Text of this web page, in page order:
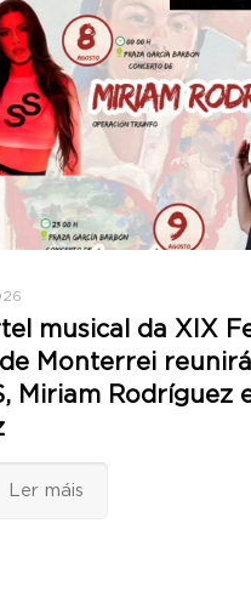
musical da XIX
Monterrei
Miriam Rodríguez
Ler máis